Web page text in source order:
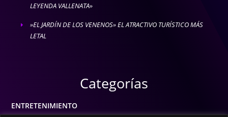
LEYENDA VALLENATA»
E
»EL JARDÍN DE LOS VENENOS» EL ATRACTIVO TURÍSTICO MÁS
LETAL
Categorías
ENTRETENIMIENTO